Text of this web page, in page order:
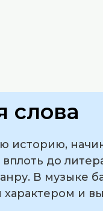
слова
историю,
до
В музыке
и